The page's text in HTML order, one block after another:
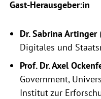
Gast-Herausgeber:in
Dr. Sabrina Artinger
Digitales und
Prof. Dr. Axel
Government,
Institut zur